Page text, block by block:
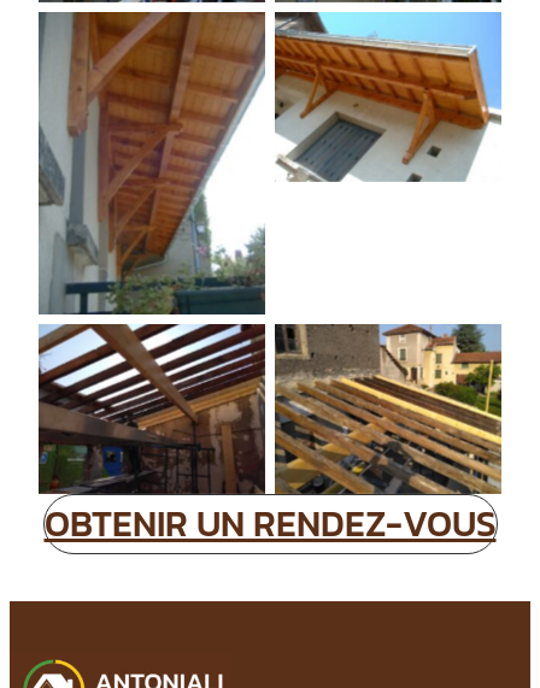
Aucune légende
Aucune légende
Aucune légende Aucune légende
OBTENIR UN RENDEZ-VOUS